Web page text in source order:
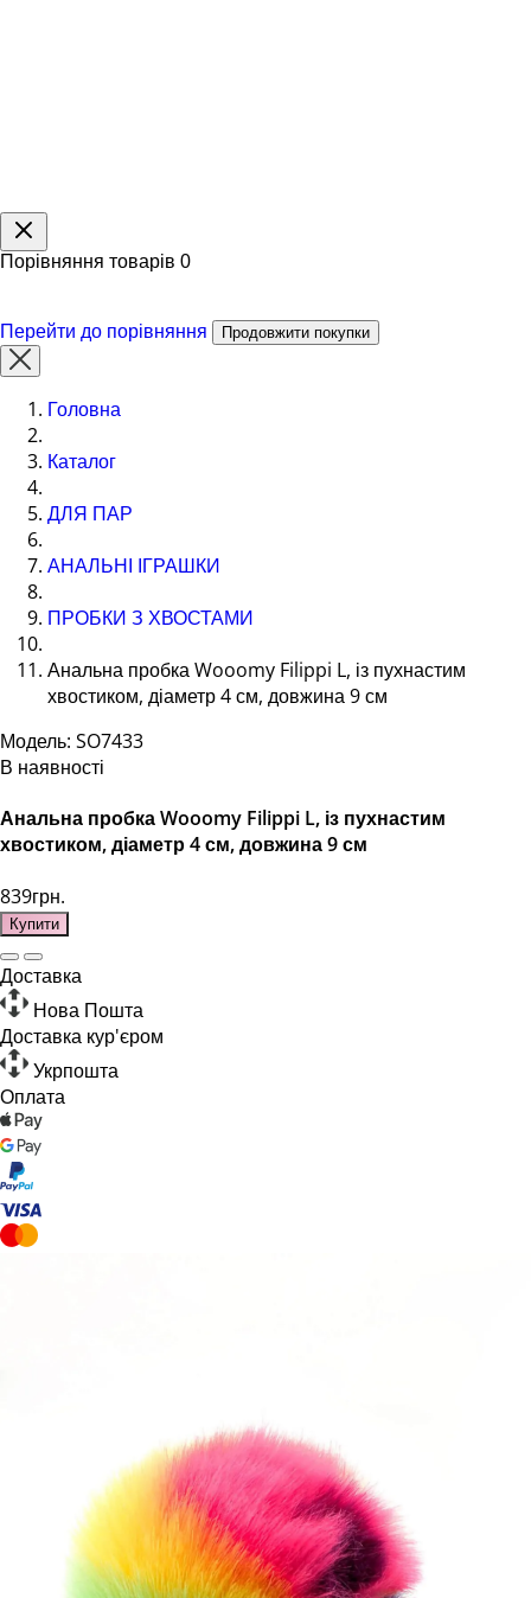
Порівняння товарів 0
Перейти до порівняння Продовжити покупки
Головна
Каталог
ДЛЯ ПАР
АНАЛЬНІ ІГРАШКИ
ПРОБКИ З ХВОСТАМИ
Анальна пробка Wooomy Filippi L, із пухнастим
хвостиком, діаметр 4 см, довжина 9 см
Модель: SO7433
В наявності
Анальна пробка Wooomy Filippi L, із пухнастим
хвостиком, діаметр 4 см, довжина 9 см
839грн.
Купити
Доставка
Нова Пошта
Доставка кур'єром
Укрпошта
Оплата